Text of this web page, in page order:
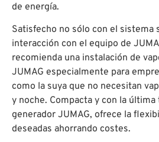
de energía.
Satisfecho no sólo con el sistema
interacción con el equipo de
recomienda una instalación de
JUMAG especialmente para
como la suya que no necesitan
y noche. Compacta y con la
generador JUMAG, ofrece la
deseadas ahorrando costes.